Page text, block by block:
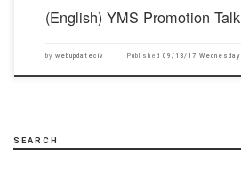
(English) YMS Promotion Talk
by webupdateciv Published09/13/17 Wednesday
SEARCH